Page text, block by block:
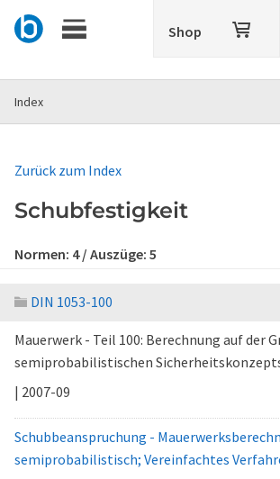
Shop
Index
Zurück zum Index
Schubfestigkeit
Normen: 4/ Auszüge: 5
DIN 1053-100
Mauerwerk - Teil 100: Berechnung auf der
semiprobabilistischen
| 2007-09
Schubbeanspruchung -
semiprobabilistisch; Vereinfachtes